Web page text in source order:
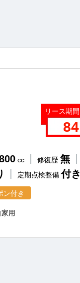
リース期間
84
cc 修復歴 無
定期点検整備付き
ン付き
用